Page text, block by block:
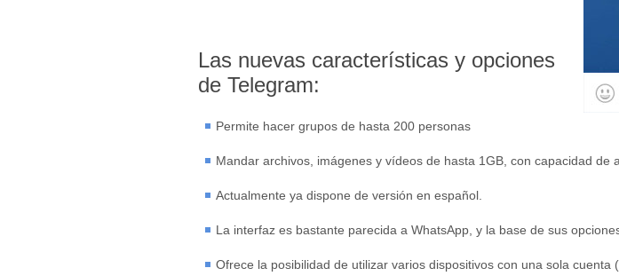
Las nuevas características y opciones
de Telegram:
Permite hacer grupos de hasta 200 personas
Mandar archivos, imágenes y vídeos de hasta 1GB, con capacidad de
Actualmente ya dispone de versión en español.
La interfaz es bastante parecida a WhatsApp, y la base de sus
Ofrece la posibilidad de utilizar varios dispositivos con una sola cuenta